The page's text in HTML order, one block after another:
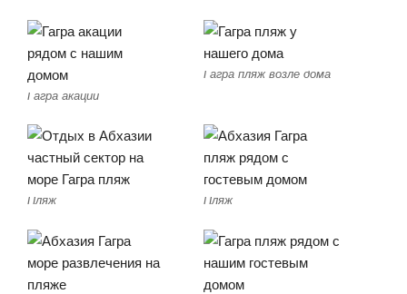
Гагра акации
Гагра пляж возле дома
Пляж Пляж